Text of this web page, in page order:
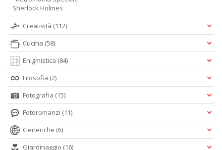
Sherlock Holmes
Creatività (112)
Cucina (58)
Enigmistica (84)
Filosofia (2)
Fotografia (15)
Fotoromanzi (11)
Generiche (6)
Giardinaggio (16)